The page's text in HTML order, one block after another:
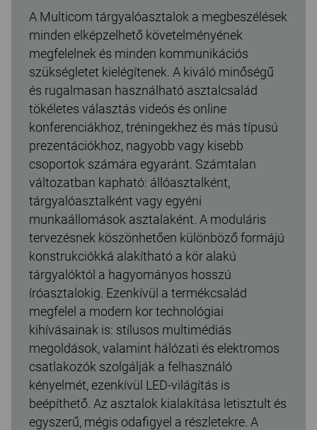
A Multicom tárgyalóasztalok a megbeszélések
minden elképzelhető követelményének
megfelelnek és minden kommunikációs
szükségletet kielégítenek. A kiváló minőségű
és rugalmasan használható asztalcsalád
tökéletes választás videós és online
konferenciákhoz, tréningekhez és más típusú
prezentációkhoz, nagyobb vagy kisebb
csoportok számára egyaránt. Számtalan
változatban kapható: állóasztalként,
tárgyalóasztalként vagy egyéni
munkaállomások asztalaként. A moduláris
tervezésnek köszönhetően különböző formájú
konstrukciókká alakítható a kör alakú
tárgyalóktól a hagyományos hosszú
íróasztalokig. Ezenkívül a termékcsalád
megfelel a modern kor technológiai
kihívásainak is: stílusos multimédiás
megoldások, valamint hálózati és elektromos
csatlakozók szolgálják a felhasználó
kényelmét, ezenkívül LED-világítás is
beépíthető. Az asztalok kialakítása letisztult és
egyszerű, mégis odafigyel a részletekre. A